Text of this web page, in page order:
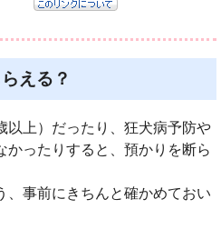
える？
以上）だったり、狂犬病予防や
かったりすると、預かりを断ら
、事前にきちんと確かめておい